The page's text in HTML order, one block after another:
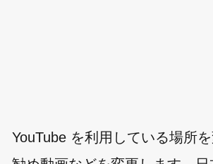
YouTube を利用している場所